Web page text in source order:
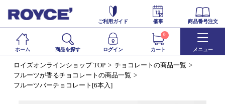
ご利用ガイド 催事 商品番号注文
ホーム 商品を探す ログイン カート
0
メニュー
ロイズオンラインショップ TOP
チョコレートの商品一覧
フルーツが香るチョコレートの商品一覧
フルーツバーチョコレート[6本入]